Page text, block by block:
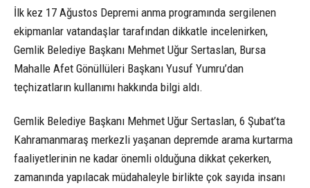
İlk kez 17 Ağustos Depremi anma programında sergilenen
ekipmanlar vatandaşlar tarafından dikkatle incelenirken,
Gemlik Belediye Başkanı Mehmet Uğur Sertaslan, Bursa
Mahalle Afet Gönüllüleri Başkanı Yusuf Yumru’dan
teçhizatların kullanımı hakkında bilgi aldı.
Gemlik Belediye Başkanı Mehmet Uğur Sertaslan, 6 Şubat’ta
Kahramanmaraş merkezli yaşanan depremde arama kurtarma
faaliyetlerinin ne kadar önemli olduğuna dikkat çekerken,
zamanında yapılacak müdahaleyle birlikte çok sayıda insanı